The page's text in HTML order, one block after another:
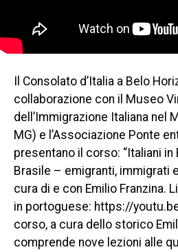
Il Consolato d’Italia a Belo
collaborazione con il Museo
dell’Immigrazione Italiana nel
MG) e l’Associazione Ponte
presentano il corso: “Italiani in
Brasile – emigranti, immigrati
cura di e con Emilio Franzina.
in portoguese: https://
corso, a cura dello storico
comprende nove lezioni alle